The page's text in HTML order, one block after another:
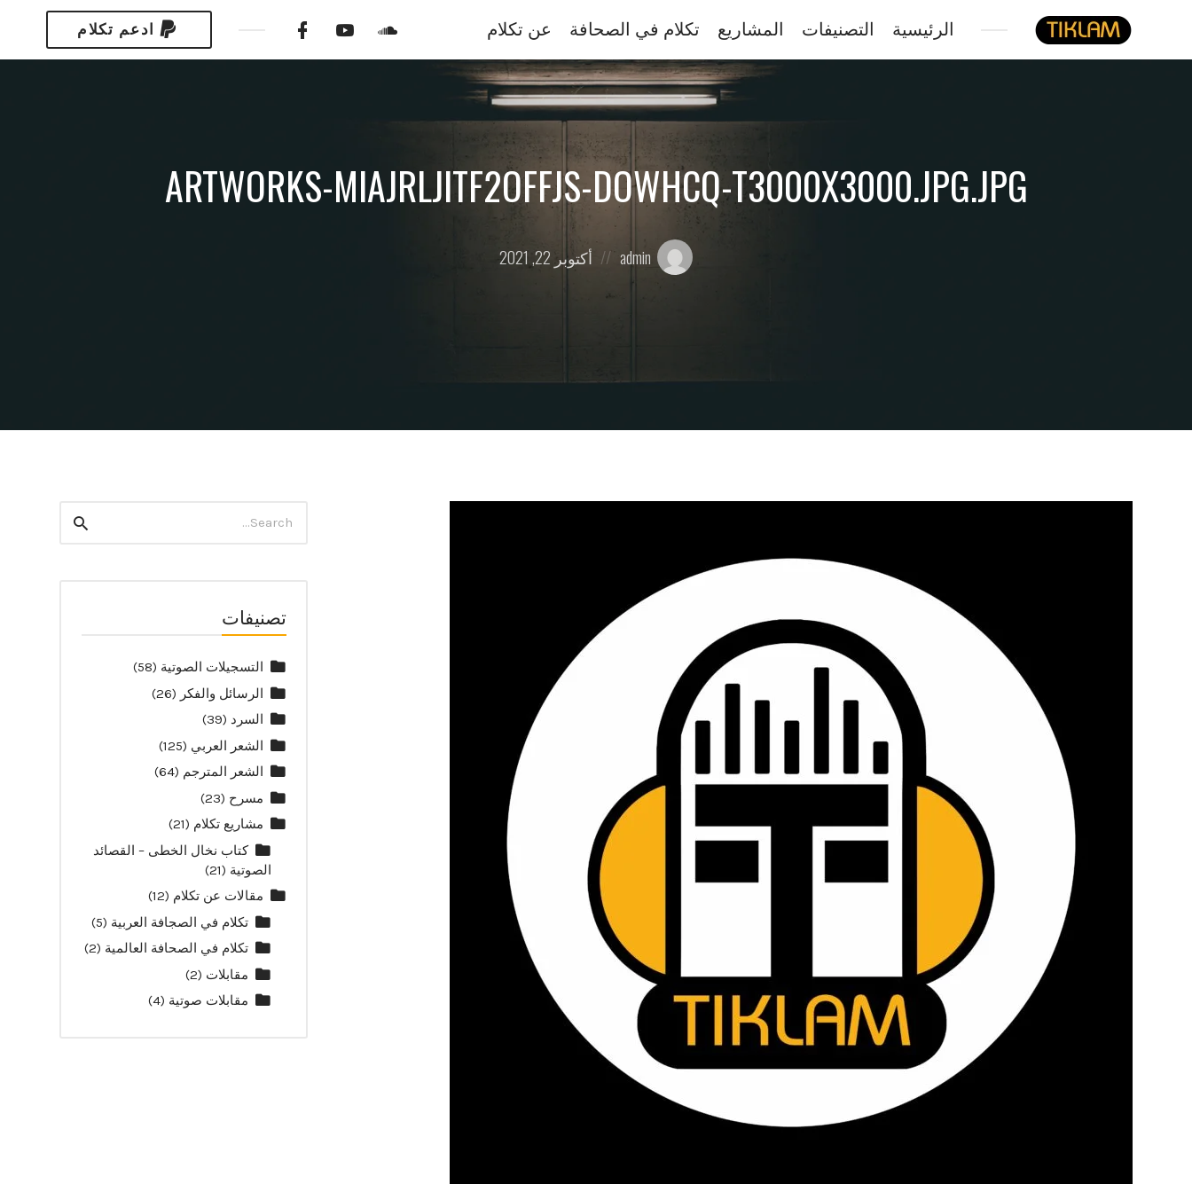
نصل
الرئيسية التصنيفات المشاريع تكلام في الصحافة عن تكلام ادعم تكلام
ARTWORKS-MIAJRLJITF2OFFJS-DOWHCQ-T3000X3000.JPG.JPG
Posted
by:
admin
Posted
on
أكتوبر 22, 2021
for:
Search
تصنيفات
التسجيلات الصوتية (58)
الرسائل والفكر (26)
السرد (39)
الشعر العربي (125)
الشعر المترجم (64)
مسرح (23)
مشاريع تكلام (21)
كتاب نخال الخطى – القصائد
الصوتية (21)
مقالات عن تكلام (12)
تكلام في الصجافة العربية (5)
تكلام في الصحافة العالمية (2)
مقابلات (2)
مقابلات صوتية (4)